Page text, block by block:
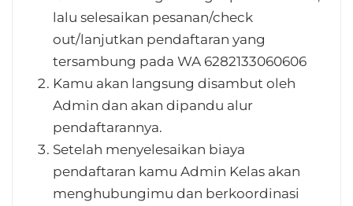
lalu selesaikan pesanan/check
out/lanjutkan pendaftaran yang
tersambung pada WA 6282133060606
Kamu akan langsung disambut oleh
Admin dan akan dipandu alur
pendaftarannya.
Setelah menyelesaikan biaya
pendaftaran kamu Admin Kelas akan
menghubungimu dan berkoordinasi